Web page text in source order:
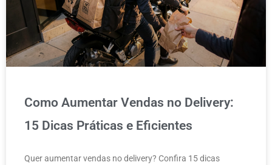
Como Aumentar Vendas no Delivery:
15 Dicas Práticas e Eficientes
Quer aumentar vendas no delivery? Confira 15 dicas